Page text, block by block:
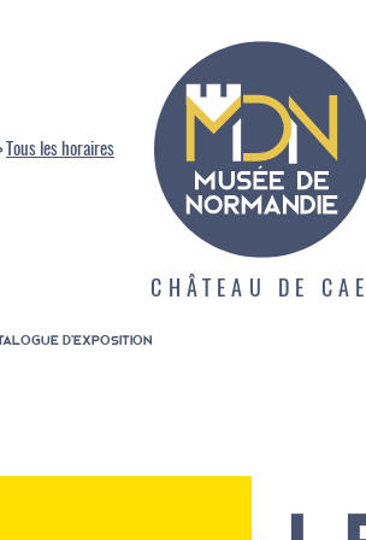
Tous les horaires
CHÂTEAU DE
La vie des collections
Tout
D'EXPOSITION